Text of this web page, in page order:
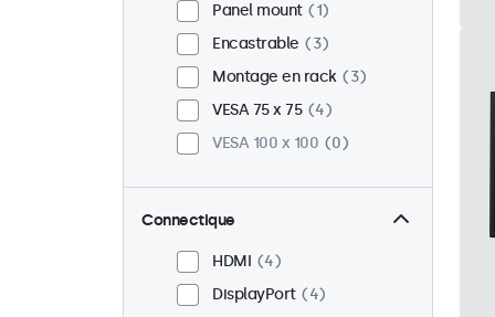
Panel mount
1
Encastrable
3
Montage en rack
3
VESA 75 x 75
4
VESA 100 x 100
0
Connectique
HDMI
4
DisplayPort
4